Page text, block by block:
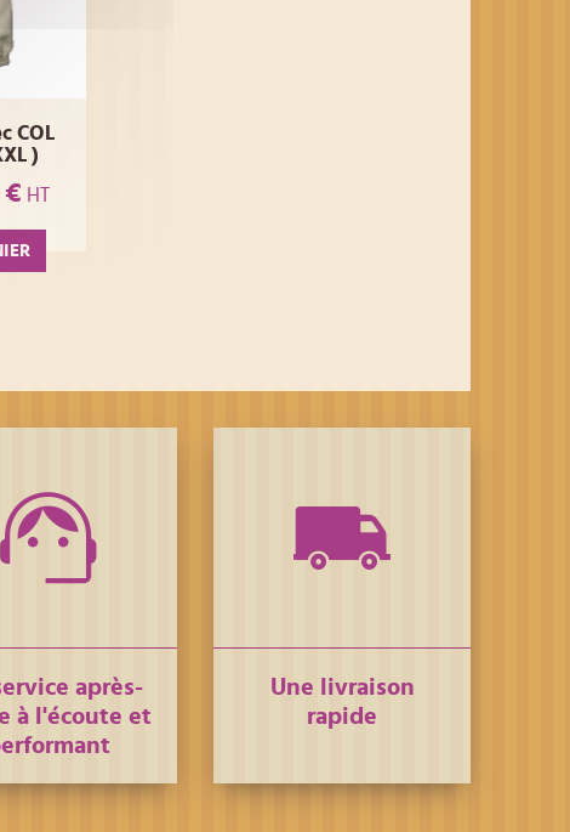
COL
)
€ HT
après-
à l'écoute et
Une livraison
rapide